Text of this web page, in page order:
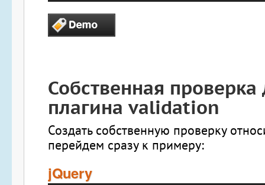
Собственная проверка
плагина validation
Создать собственную проверку
перейдем сразу к примеру:
jQuery